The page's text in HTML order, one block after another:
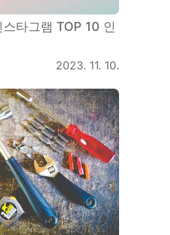
타그램 TOP 10 인
2023. 11. 10.